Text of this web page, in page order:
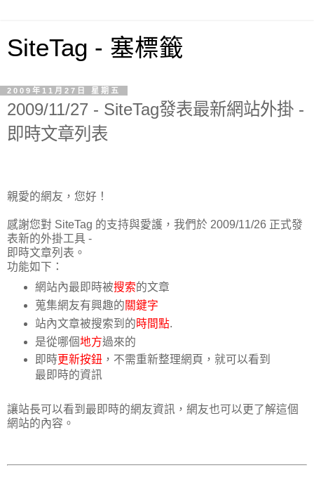
SiteTag - 塞標籤
2009年11月27日 星期五
2009/11/27 - SiteTag發表最新網站外掛 -
即時文章列表
親愛的網友，您好！
感謝您對 SiteTag 的支持與愛護，我們於 2009/11/26 正式發
表新的外掛工具 -
即時文章列表。
功能如下：
網站內最即時被搜索的文章
蒐集網友有興趣的關鍵字
站內文章被搜索到的時間點.
是從哪個地方過來的
即時更新按鈕，不需重新整理網頁，就可以看到
最即時的資訊
讓站長可以看到最即時的網友資訊，網友也可以更了解這個
網站的內容。